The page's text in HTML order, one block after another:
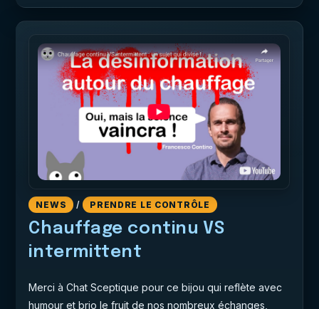
NEWS / PRENDRE LE CONTRÔLE
Chauffage continu VS
intermittent
Merci à Chat Sceptique pour ce bijou qui reflète avec
humour et brio le fruit de nos nombreux échanges,